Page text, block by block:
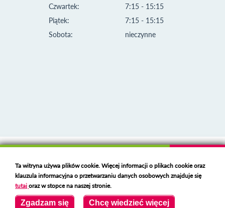
Czwartek:
Piątek:
Sobota:
7:15 - 15:15
7:15 - 15:15
nieczynne
Deklaracja dostępności
Polski serwer RBLhttps://polspam.pl/
Copyright 2023 Urząd Miejski w Opolu Lubelskim
Created byVOBACOM Odnośnik otworzy się w nowym oknie
Ta witryna używa plików cookie. Więcej informacji o plikach cookie oraz
klauzula informacyjna o przetwarzaniu danych osobowych znajduje się
tutajoraz w stopce na naszej stronie.
Zgadzam się Chcę wiedzieć więcej